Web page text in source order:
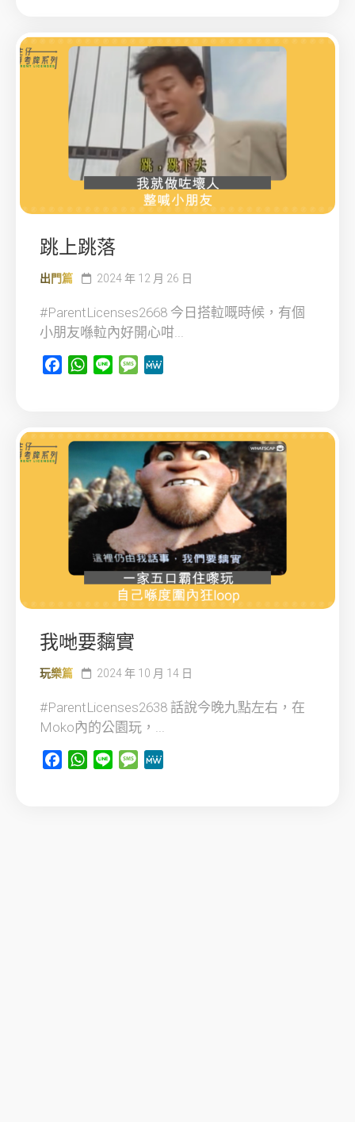
跳上跳落
出門篇 2024 年 12 月 26 日
#ParentLicenses2668 今日搭𨋢嘅時候，有個
小朋友喺𨋢內好開心咁...
FacebookWhatsApp
Line Message
我哋要黐實
玩樂篇 2024 年 10 月 14 日
#ParentLicenses2638 話說今晚九點左右，在
Moko內的公園玩，...
FacebookWhatsApp
Line Message